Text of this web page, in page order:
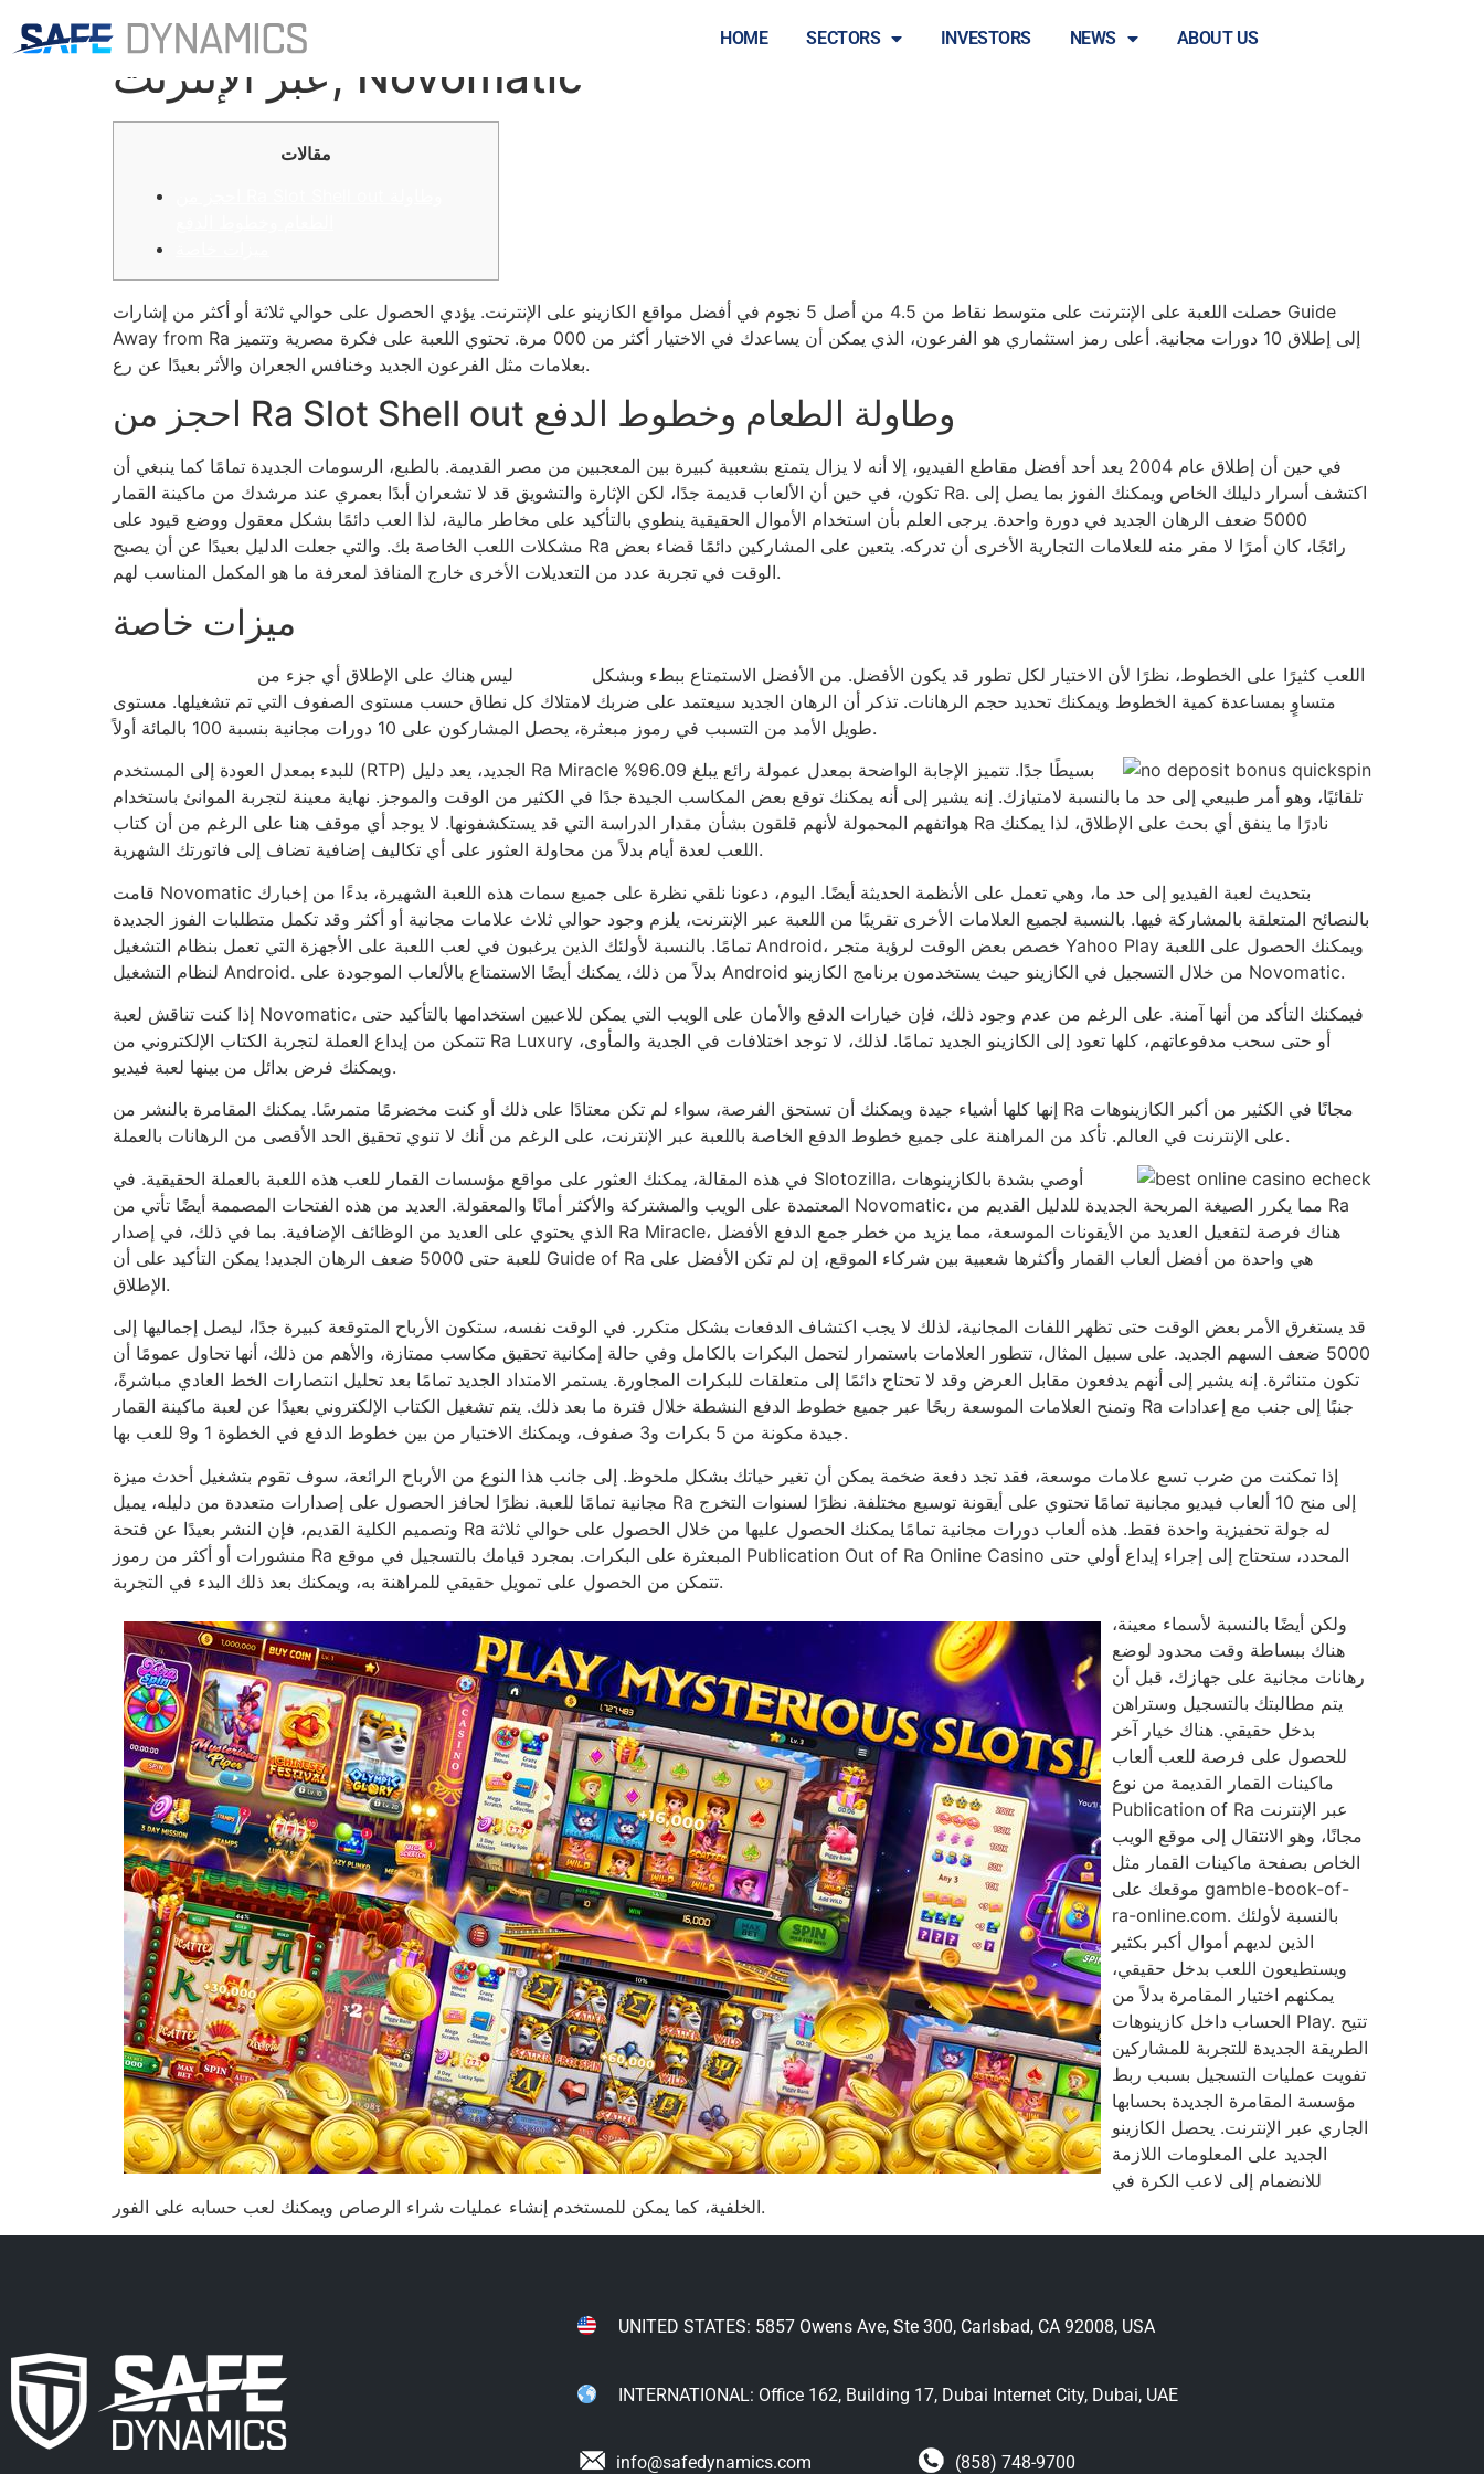
HOME SECTORS INVESTORS NEWS ABOUT US
قم بالخروج من لعبة Ra للفيديو المجانية بنسبة 100 بالمائة للمقامرة
عبر الإنترنت, Novomatic
مقالات
حصلت اللعبة على الإنترنت على متوسط ​​نقاط من 4.5 من أصل 5 نجوم في أفضل مواقع الكازينو على الإنترنت. يؤدي الحصول على حوالي ثلاثة أو أكثر من إشارات Guide
Away from Ra إلى إطلاق 10 دورات مجانية. أعلى رمز استثماري هو الفرعون، الذي يمكن أن يساعدك في الاختيار أكثر من 000 مرة.
تحتوي اللعبة على فكرة مصرية وتتميز
بعلامات مثل الفرعون الجديد وخنافس الجعران والأثر بعيدًا عن رع.
احجز من Ra Slot Shell out وطاولة الطعام وخطوط الدفع
في حين أن إطلاق عام 2004 يعد أحد أفضل مقاطع الفيديو، إلا أنه لا يزال يتمتع بشعبية كبيرة بين المعجبين من مصر القديمة. بالطبع، الرسومات الجديدة تمامًا كما ينبغي أن
تكون، في حين أن الألعاب قديمة جدًا، لكن الإثارة والتشويق قد لا تشعران أبدًا بعمري عند مرشدك من ماكينة القمار Ra. اكتشف أسرار دليلك الخاص ويمكنك الفوز بما يصل إلى
5000 ضعف الرهان الجديد في دورة واحدة. يرجى العلم بأن استخدام الأموال الحقيقية ينطوي بالتأكيد على مخاطر مالية، لذا العب دائمًا بشكل معقول ووضع قيود على
مشكلات اللعب الخاصة بك. والتي جعلت الدليل بعيدًا عن أن يصبح Ra رائجًا، كان أمرًا لا مفر منه للعلامات التجارية الأخرى أن تدركه. يتعين على المشاركين دائمًا قضاء بعض
الوقت في تجربة عدد من التعديلات الأخرى خارج المنافذ لمعرفة ما هو المكمل المناسب لهم.
ميزات خاصة
ليس هناك على الإطلاق أي جزء من
متساوٍ بمساعدة كمية الخطوط ويمكنك تحديد حجم الرهانات. تذكر أن الرهان الجديد سيعتمد على ضربك لامتلاك كل نطاق حسب مستوى الصفوف التي تم تشغيلها. مستوى
طويل الأمد من التسبب في رموز مبعثرة، يحصل المشاركون على 10 دورات مجانية بنسبة 100 بالمائة أولاً.
للبدء بمعدل العودة إلى المستخدم (RTP) الجديد، يعد دليل Ra Miracle بسيطًا جدًا. تتميز الإجابة الواضحة بمعدل عمولة رائع يبلغ 96.09%
تلقائيًا، وهو أمر طبيعي إلى حد ما بالنسبة لامتيازك. إنه يشير إلى أنه يمكنك توقع بعض المكاسب الجيدة جدًا في الكثير من الوقت والموجز. نهاية معينة لتجربة الموانئ باستخدام
هواتفهم المحمولة لأنهم قلقون بشأن مقدار الدراسة التي قد يستكشفونها. لا يوجد أي موقف هنا على الرغم من أن كتاب Ra نادرًا ما ينفق أي بحث على الإطلاق، لذا يمكنك
اللعب لعدة أيام بدلاً من محاولة العثور على أي تكاليف إضافية تضاف إلى فاتورتك الشهرية.
قامت Novomatic بتحديث لعبة الفيديو إلى حد ما، وهي تعمل على الأنظمة الحديثة أيضًا. اليوم، دعونا نلقي نظرة على جميع سمات هذه اللعبة الشهيرة، بدءًا من إخبارك
بالنصائح المتعلقة بالمشاركة فيها. بالنسبة لجميع العلامات الأخرى تقريبًا من اللعبة عبر الإنترنت، يلزم وجود حوالي ثلاث علامات مجانية أو أكثر وقد تكمل متطلبات الفوز الجديدة
تمامًا. بالنسبة لأولئك الذين يرغبون في لعب اللعبة على الأجهزة التي تعمل بنظام التشغيل Android، خصص بعض الوقت لرؤية متجر Yahoo Play ويمكنك الحصول على اللعبة
لنظام التشغيل Android. بدلاً من ذلك، يمكنك أيضًا الاستمتاع بالألعاب الموجودة على Android من خلال التسجيل في الكازينو حيث يستخدمون برنامج الكازينو Novomatic.
إذا كنت تناقش لعبة Novomatic، فيمكنك التأكد من أنها آمنة. على الرغم من عدم وجود ذلك، فإن خيارات الدفع والأمان على الويب التي يمكن للاعبين استخدامها بالتأكيد حتى
تتمكن من إيداع العملة لتجربة الكتاب الإلكتروني من Ra Luxury أو حتى سحب مدفوعاتهم، كلها تعود إلى الكازينو الجديد تمامًا. لذلك، لا توجد اختلافات في الجدية والمأوى،
ويمكنك فرض بدائل من بينها لعبة فيديو.
إنها كلها أشياء جيدة ويمكنك أن تستحق الفرصة، سواء لم تكن معتادًا على ذلك أو كنت مخضرمًا متمرسًا. يمكنك المقامرة بالنشر من Ra مجانًا في الكثير من أكبر الكازينوهات
على الإنترنت في العالم. تأكد من المراهنة على جميع خطوط الدفع الخاصة باللعبة عبر الإنترنت، على الرغم من أنك لا تنوي تحقيق الحد الأقصى من الرهانات بالعملة.
في هذه المقالة، يمكنك العثور على مواقع مؤسسات القمار للعب هذه اللعبة بالعملة الحقيقية. في Slotozilla، أوصي بشدة بالكازينوهات
المعتمدة على الويب والمشتركة والأكثر أمانًا والمعقولة. العديد من هذه الفتحات المصممة أيضًا تأتي من Novomatic، مما يكرر الصيغة المربحة الجديدة للدليل القديم من Ra
الذي يحتوي على العديد من الوظائف الإضافية. بما في ذلك، في إصدار Ra Miracle، هناك فرصة لتفعيل العديد من الأيقونات الموسعة، مما يزيد من خطر جمع الدفع الأفضل
للعبة حتى 5000 ضعف الرهان الجديد! يمكن التأكيد على أن Guide of Ra هي واحدة من أفضل ألعاب القمار وأكثرها شعبية بين شركاء الموقع، إن لم تكن الأفضل على
الإطلاق.
قد يستغرق الأمر بعض الوقت حتى تظهر اللفات المجانية، لذلك لا يجب اكتشاف الدفعات بشكل متكرر. في الوقت نفسه، ستكون الأرباح المتوقعة كبيرة جدًا، ليصل إجماليها إلى
5000 ضعف السهم الجديد. على سبيل المثال، تتطور العلامات باستمرار لتحمل البكرات بالكامل وفي حالة إمكانية تحقيق مكاسب ممتازة، والأهم من ذلك، أنها تحاول عمومًا أن
تكون متناثرة. إنه يشير إلى أنهم يدفعون مقابل العرض وقد لا تحتاج دائمًا إلى متعلقات للبكرات المجاورة. يستمر الامتداد الجديد تمامًا بعد تحليل انتصارات الخط العادي مباشرةً،
وتمنح العلامات الموسعة ربحًا عبر جميع خطوط الدفع النشطة خلال فترة ما بعد ذلك. يتم تشغيل الكتاب الإلكتروني بعيدًا عن لعبة ماكينة القمار Ra جنبًا إلى جنب مع إعدادات
جيدة مكونة من 5 بكرات و3 صفوف، ويمكنك الاختيار من بين خطوط الدفع في الخطوة 1 و9 للعب بها.
إذا تمكنت من ضرب تسع علامات موسعة، فقد تجد دفعة ضخمة يمكن أن تغير حياتك بشكل ملحوظ. إلى جانب هذا النوع من الأرباح الرائعة، سوف تقوم بتشغيل أحدث ميزة
مجانية تمامًا للعبة. نظرًا لحافز الحصول على إصدارات متعددة من دليله، يميل Ra إلى منح 10 ألعاب فيديو مجانية تمامًا تحتوي على أيقونة توسيع مختلفة. نظرًا لسنوات التخرج
وتصميم الكلية القديم، فإن النشر بعيدًا عن فتحة Ra له جولة تحفيزية واحدة فقط. هذه ألعاب دورات مجانية تمامًا يمكنك الحصول عليها من خلال الحصول على حوالي ثلاثة
منشورات أو أكثر من رموز Ra المبعثرة على البكرات. بمجرد قيامك بالتسجيل في موقع Publication Out of Ra Online Casino المحدد، ستحتاج إلى إجراء إيداع أولي حتى
تتمكن من الحصول على تمويل حقيقي للمراهنة به، ويمكنك بعد ذلك البدء في التجربة.
ولكن أيضًا بالنسبة لأسماء معينة،
هناك ببساطة وقت محدود لوضع
رهانات مجانية على جهازك، قبل أن
يتم مطالبتك بالتسجيل وستراهن
بدخل حقيقي. هناك خيار آخر
للحصول على فرصة للعب ألعاب
ماكينات القمار القديمة من نوع
Publication of Ra عبر الإنترنت
مجانًا، وهو الانتقال إلى موقع الويب
الخاص بصفحة ماكينات القمار مثل
موقعك على gamble-book-of-
ra-online.com. بالنسبة لأولئك
الذين لديهم أموال أكبر بكثير
ويستطيعون اللعب بدخل حقيقي،
يمكنهم اختيار المقامرة بدلاً من
الحساب داخل كازينوهات Play. تتيح
الطريقة الجديدة للتجربة للمشاركين
تفويت عمليات التسجيل بسبب ربط
مؤسسة المقامرة الجديدة بحسابها
الجاري عبر الإنترنت. يحصل الكازينو
الجديد على المعلومات اللازمة
للانضمام إلى لاعب الكرة في
الخلفية، كما يمكن للمستخدم إنشاء عمليات شراء الرصاص ويمكنك لعب حسابه على الفور.
UNITED STATES: 5857 Owens Ave, Ste 300, Carlsbad, CA 92008, USA
INTERNATIONAL: Office 162, Building 17, Dubai Internet City, Dubai, UAE
info@safedynamics.com (858) 748-9700